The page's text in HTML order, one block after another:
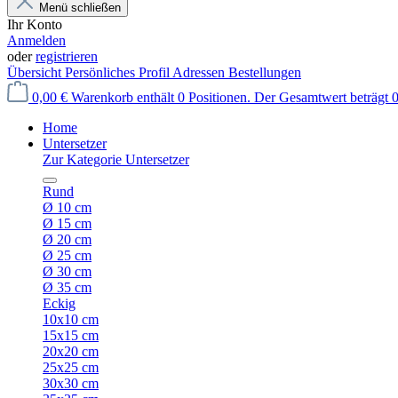
Menü schließen
Ihr Konto
Anmelden
oderregistrieren
Übersicht Persönliches Profil Adressen Bestellungen
0,00 € Warenkorb enthält 0 Positionen. Der Gesamtwert beträgt
Home
Untersetzer
Zur Kategorie Untersetzer
Rund
Ø 10 cm
Ø 15 cm
Ø 20 cm
Ø 25 cm
Ø 30 cm
Ø 35 cm
Eckig
10x10 cm
15x15 cm
20x20 cm
25x25 cm
30x30 cm